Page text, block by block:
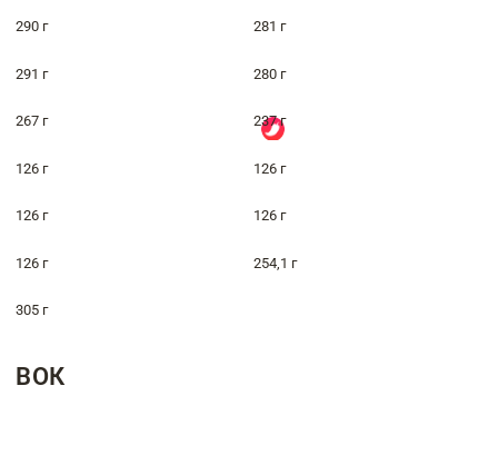
290 г 281 г
291 г 280 г
267 г 237 г
126 г 126 г
126 г 126 г
126 г 254,1 г
305 г
ВОК